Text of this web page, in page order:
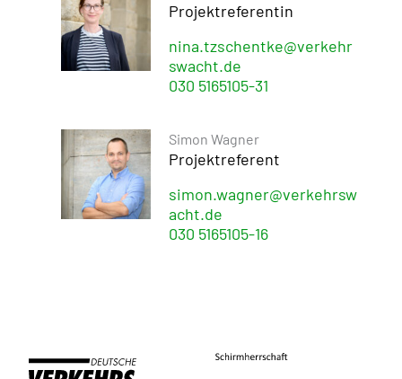
Projektreferentin
nina.tzschentke@verkehr
swacht.de
030 5165105-31
Simon Wagner
Projektreferent
simon.wagner@verkehrsw
acht.de
030 5165105-16